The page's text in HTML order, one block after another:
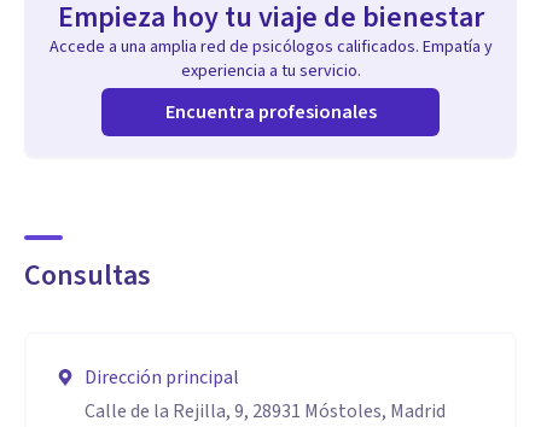
Empieza hoy tu viaje de bienestar
Accede a una amplia red de psicólogos calificados. Empatía y
experiencia a tu servicio.
Encuentra profesionales
Consultas
Dirección principal
Calle de la Rejilla, 9, 28931 Móstoles, Madrid